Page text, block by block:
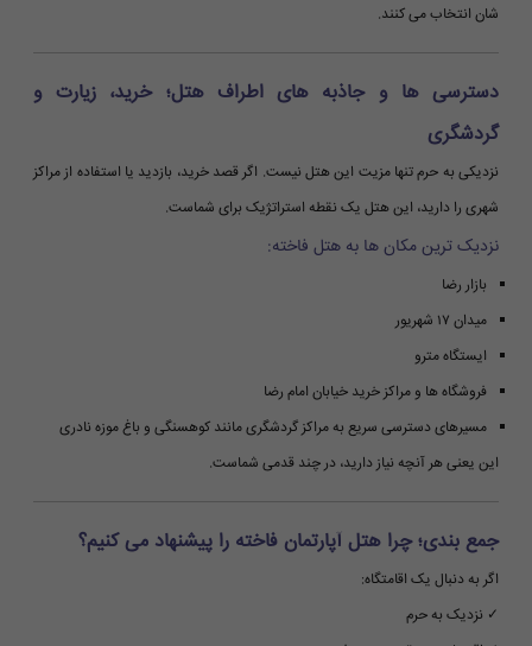
شان انتخاب می کنند.
دسترسی ها و جاذبه های اطراف هتل؛ خرید، زیارت و
گردشگری
نزدیکی به حرم تنها مزیت این هتل نیست. اگر قصد خرید، بازدید یا استفاده از مراکز
شهری را دارید، این هتل یک نقطه استراتژیک برای شماست.
نزدیک ترین مکان ها به هتل فاخته:
بازار رضا
میدان ۱۷ شهریور
ایستگاه مترو
فروشگاه ها و مراکز خرید خیابان امام رضا
مسیرهای دسترسی سریع به مراکز گردشگری مانند کوهسنگی و باغ موزه نادری
این یعنی هر آنچه نیاز دارید، در چند قدمی شماست.
جمع بندی؛ چرا هتل آپارتمان فاخته را پیشنهاد می کنیم؟
اگر به دنبال یک اقامتگاه:
✓ نزدیک به حرم